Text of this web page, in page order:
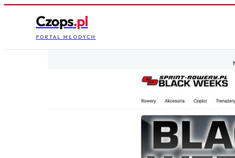
Czops.pl
PORTAL MŁODYCH